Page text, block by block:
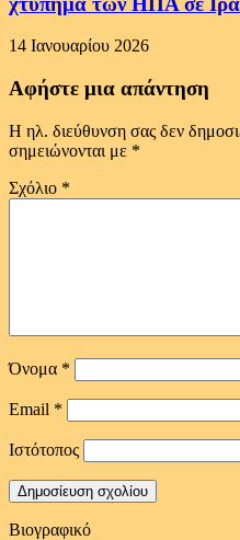
14 Ιανουαρίου 2026
Αφήστε μια απάντηση
Η ηλ. διεύθυνση σας δεν
σημειώνονται με *
Σχόλιο *
Όνομα *
Email *
Ιστότοπος
Βιογραφικό